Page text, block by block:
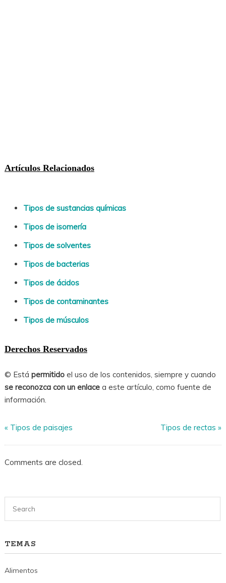
Artículos Relacionados
Tipos de sustancias químicas
Tipos de isomería
Tipos de solventes
Tipos de bacterias
Tipos de ácidos
Tipos de contaminantes
Tipos de músculos
Derechos Reservados
© Está permitidoel uso de los contenidos, siempre y cuando
se reconozca con un enlacea este artículo, como fuente de
información.
« Tipos de paisajes Tipos de rectas »
Comments are closed.
TEMAS
Alimentos